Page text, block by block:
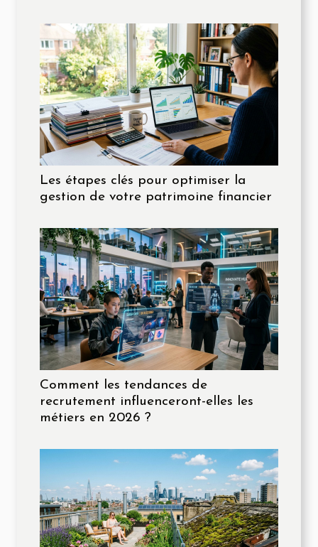
Les étapes clés pour optimiser la
gestion de votre patrimoine financier
Comment les tendances de
recrutement influenceront-elles les
métiers en 2026 ?